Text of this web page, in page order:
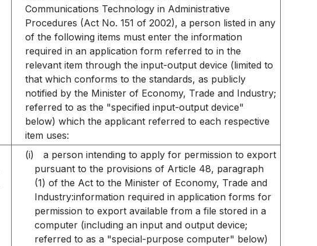
Communications Technology in Administrative
Procedures (Act No. 151 of 2002), a person listed in any
of the following items must enter the information
required in an application form referred to in the
relevant item through the input-output device (limited to
that which conforms to the standards, as publicly
notified by the Minister of Economy, Trade and Industry;
referred to as the "specified input-output device"
below) which the applicant referred to each respective
item uses:
(i)
a person intending to apply for permission to export
pursuant to the provisions of Article 48, paragraph
(1) of the Act to the Minister of Economy, Trade and
Industry:information required in application forms for
permission to export available from a file stored in a
computer (including an input and output device;
referred to as a "special-purpose computer" below)